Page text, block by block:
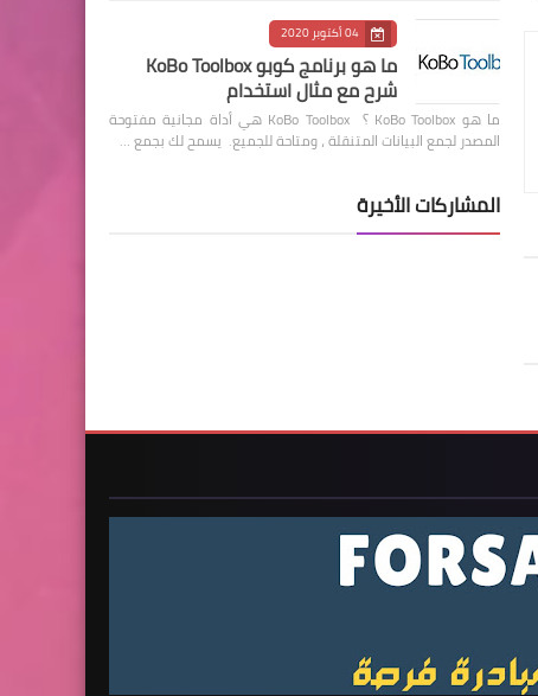
04 أكتوبر 2020
ما هو برنامج كوبو KoBo Toolbox
شرح مع مثال استخدام
ما هو KoBo Toolbox ؟ KoBo Toolbox هي أداة مجانية مفتوحة
المصدر لجمع البيانات المتنقلة ، ومتاحة للجميع. يسمح لك بجمع …
المشاركات الأخيرة